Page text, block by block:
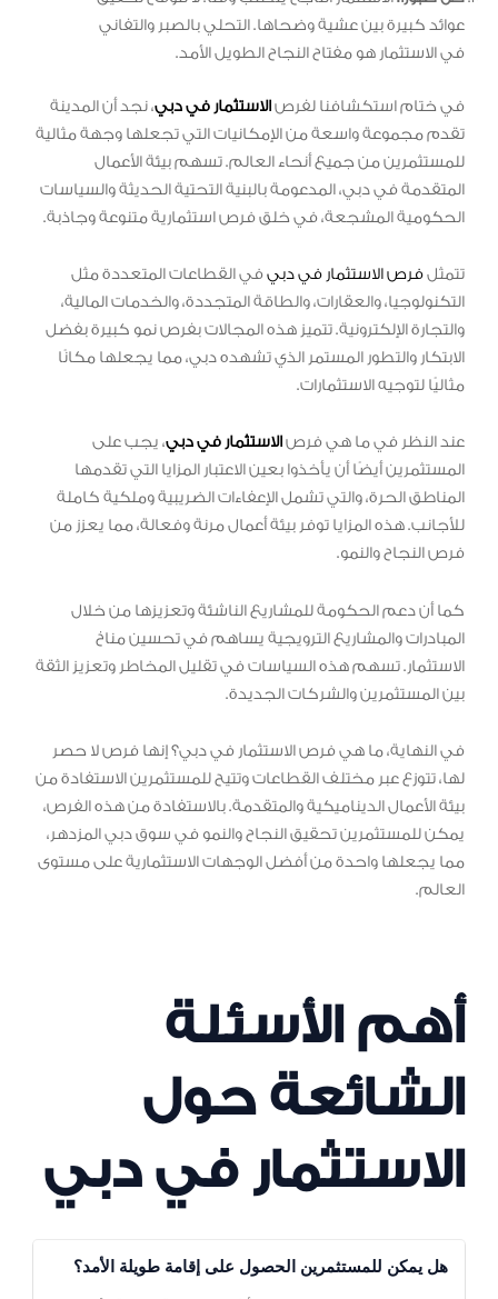
عوائد كبيرة بين عشية وضحاها. التحلي بالصبر والتفاني
في الاستثمار هو مفتاح النجاح الطويل الأمد.
في ختام استكشافنا لفرص الاستثمار في دبي، نجد أن المدينة
تقدم مجموعة واسعة من الإمكانيات التي تجعلها وجهة مثالية
للمستثمرين من جميع أنحاء العالم. تسهم بيئة الأعمال
المتقدمة في دبي، المدعومة بالبنية التحتية الحديثة والسياسات
الحكومية المشجعة، في خلق فرص استثمارية متنوعة وجاذبة.
تتمثلفرص الاستثمار في دبيفي القطاعات المتعددة مثل
التكنولوجيا، والعقارات، والطاقة المتجددة، والخدمات المالية،
والتجارة الإلكترونية. تتميز هذه المجالات بفرص نمو كبيرة بفضل
الابتكار والتطور المستمر الذي تشهده دبي، مما يجعلها مكانًا
مثاليًا لتوجيه الاستثمارات.
عند النظر في ما هي فرصالاستثمار في دبي، يجب على
المستثمرين أيضًا أن يأخذوا بعين الاعتبار المزايا التي تقدمها
المناطق الحرة، والتي تشمل الإعفاءات الضريبية وملكية كاملة
للأجانب. هذه المزايا توفر بيئة أعمال مرنة وفعالة، مما يعزز من
فرص النجاح والنمو.
كما أن دعم الحكومة للمشاريع الناشئة وتعزيزها من خلال
المبادرات والمشاريع الترويجية يساهم في تحسين مناخ
الاستثمار. تسهم هذه السياسات في تقليل المخاطر وتعزيز الثقة
بين المستثمرين والشركات الجديدة.
في النهاية، ما هي فرص الاستثمار في دبي؟ إنها فرص لا حصر
لها، تتوزع عبر مختلف القطاعات وتتيح للمستثمرين الاستفادة من
بيئة الأعمال الديناميكية والمتقدمة. بالاستفادة من هذه الفرص،
يمكن للمستثمرين تحقيق النجاح والنمو في سوق دبي المزدهر،
مما يجعلها واحدة من أفضل الوجهات الاستثمارية على مستوى
العالم.
أهم الأسئلة
الشائعة حول
الاستثمار في دبي
هل يمكن للمستثمرين الحصول على إقامة طويلة الأمد؟